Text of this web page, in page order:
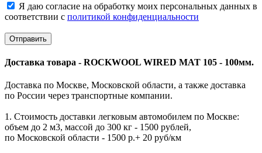
Я даю согласие на обработку моих персональных данных в
соответствии с политикой конфиденциальности
Доставка товара - ROCKWOOL WIRED MAT 105 - 100мм.
Доставка по Москве, Московской области, а также доставка
по России через транспортные компании.
1. Стоимость доставки легковым автомобилем по Москве:
объем до 2 м3, массой до 300 кг - 1500 рублей,
по Московской области - 1500 р.+ 20 руб/км